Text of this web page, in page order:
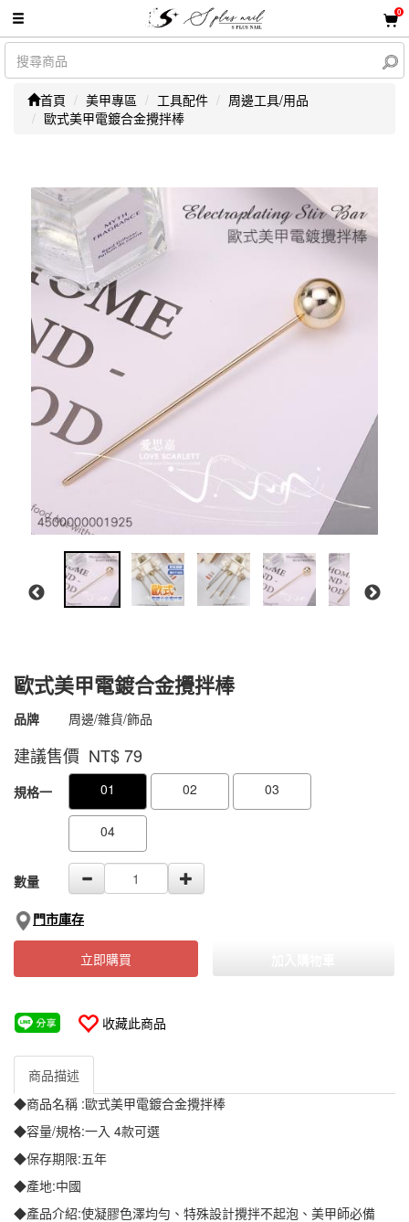
0
首頁 美甲專區 工具配件
周邊工具/用品
歐式美甲電鍍合金攪拌棒
歐式美甲電鍍合金攪拌棒
商品代號 4500000001925
4500000001925
品牌 周邊/雜貨/飾品
建議售價 NT$79
GOODS000000000000000961324
規格一 01 02 03
04
數量
門市庫存
立即購買
收藏此商品
商品描述
◆商品名稱 :歐式美甲電鍍合金攪拌棒
◆容量/規格:一入 4款可選
◆保存期限:五年
◆產地:中國
◆產品介紹:使凝膠色澤均勻、特殊設計攪拌不起泡、美甲師必備